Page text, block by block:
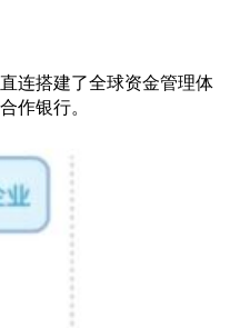
连搭建了全球资金管理体
作银行。